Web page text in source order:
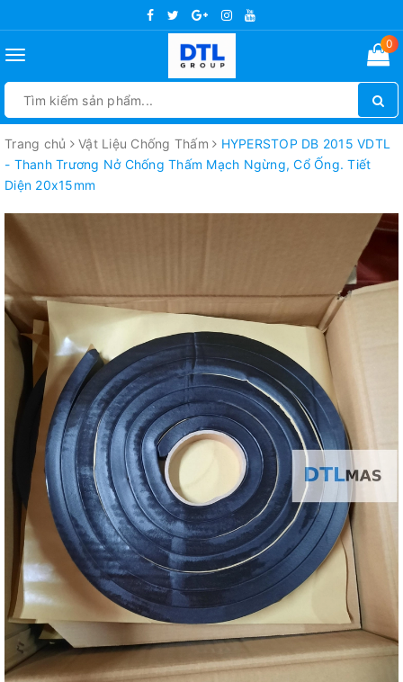
Toggle
0
Trang chủ Vật Liệu Chống Thấm
HYPERSTOP DB 2015 VDTL
- Thanh Trương Nở Chống Thấm Mạch Ngừng, Cổ Ống. Tiết
Diện 20x15mm